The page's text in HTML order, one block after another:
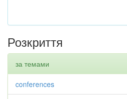
Розкриття
за темами
conferences